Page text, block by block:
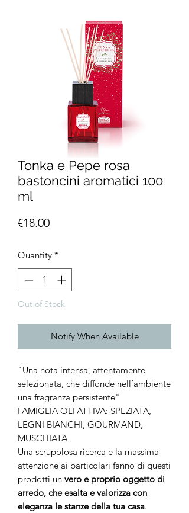
Tonka e Pepe rosa
bastoncini aromatici 100
ml
€18.00Price
Quantity *
Out of Stock
Notify When Available
"Una nota intensa, attentamente
selezionata, che diffonde nell’ambiente
una fragranza persistente"
FAMIGLIA OLFATTIVA: SPEZIATA,
LEGNI BIANCHI, GOURMAND,
MUSCHIATA
Una scrupolosa ricerca e la massima
attenzione ai particolari fanno di questi
prodotti un vero e proprio oggetto di
arredo, che esalta e valorizza con
eleganza le stanze della tua casa.